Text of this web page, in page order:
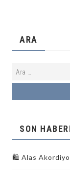
ARA
SON
🛍️ Alas